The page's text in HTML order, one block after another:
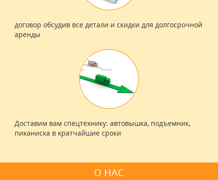
договор обсудив все детали и скидки для долгосрочной
аренды
Доставим вам спецтехнику: автовышка, подъемник,
пиканиска в кратчайшие сроки
О НАС